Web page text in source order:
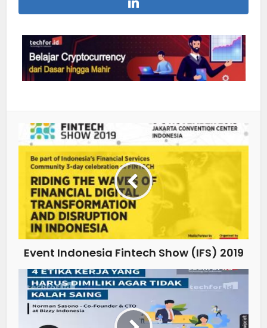
Event Indonesia Fintech Show (IFS) 2019